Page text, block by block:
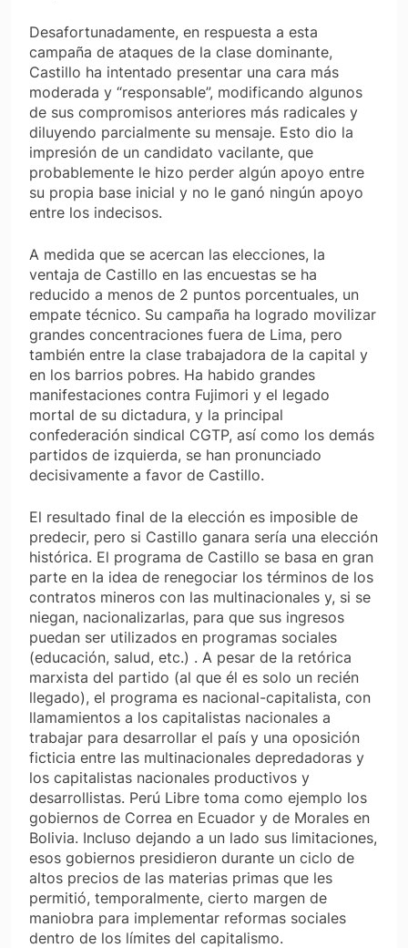
Desafortunadamente, en respuesta a esta
campaña de ataques de la clase dominante,
Castillo ha intentado presentar una cara más
moderada y “responsable”, modificando algunos
de sus compromisos anteriores más radicales y
diluyendo parcialmente su mensaje. Esto dio la
impresión de un candidato vacilante, que
probablemente le hizo perder algún apoyo entre
su propia base inicial y no le ganó ningún apoyo
entre los indecisos.
A medida que se acercan las elecciones, la
ventaja de Castillo en las encuestas se ha
reducido a menos de 2 puntos porcentuales, un
empate técnico. Su campaña ha logrado movilizar
grandes concentraciones fuera de Lima, pero
también entre la clase trabajadora de la capital y
en los barrios pobres. Ha habido grandes
manifestaciones contra Fujimori y el legado
mortal de su dictadura, y la principal
confederación sindical CGTP, así como los demás
partidos de izquierda, se han pronunciado
decisivamente a favor de Castillo.
El resultado final de la elección es imposible de
predecir, pero si Castillo ganara sería una elección
histórica. El programa de Castillo se basa en gran
parte en la idea de renegociar los términos de los
contratos mineros con las multinacionales y, si se
niegan, nacionalizarlas, para que sus ingresos
puedan ser utilizados en programas sociales
(educación, salud, etc.) . A pesar de la retórica
marxista del partido (al que él es solo un recién
llegado), el programa es nacional-capitalista, con
llamamientos a los capitalistas nacionales a
trabajar para desarrollar el país y una oposición
ficticia entre las multinacionales depredadoras y
los capitalistas nacionales productivos y
desarrollistas. Perú Libre toma como ejemplo los
gobiernos de Correa en Ecuador y de Morales en
Bolivia. Incluso dejando a un lado sus limitaciones,
esos gobiernos presidieron durante un ciclo de
altos precios de las materias primas que les
permitió, temporalmente, cierto margen de
maniobra para implementar reformas sociales
dentro de los límites del capitalismo.